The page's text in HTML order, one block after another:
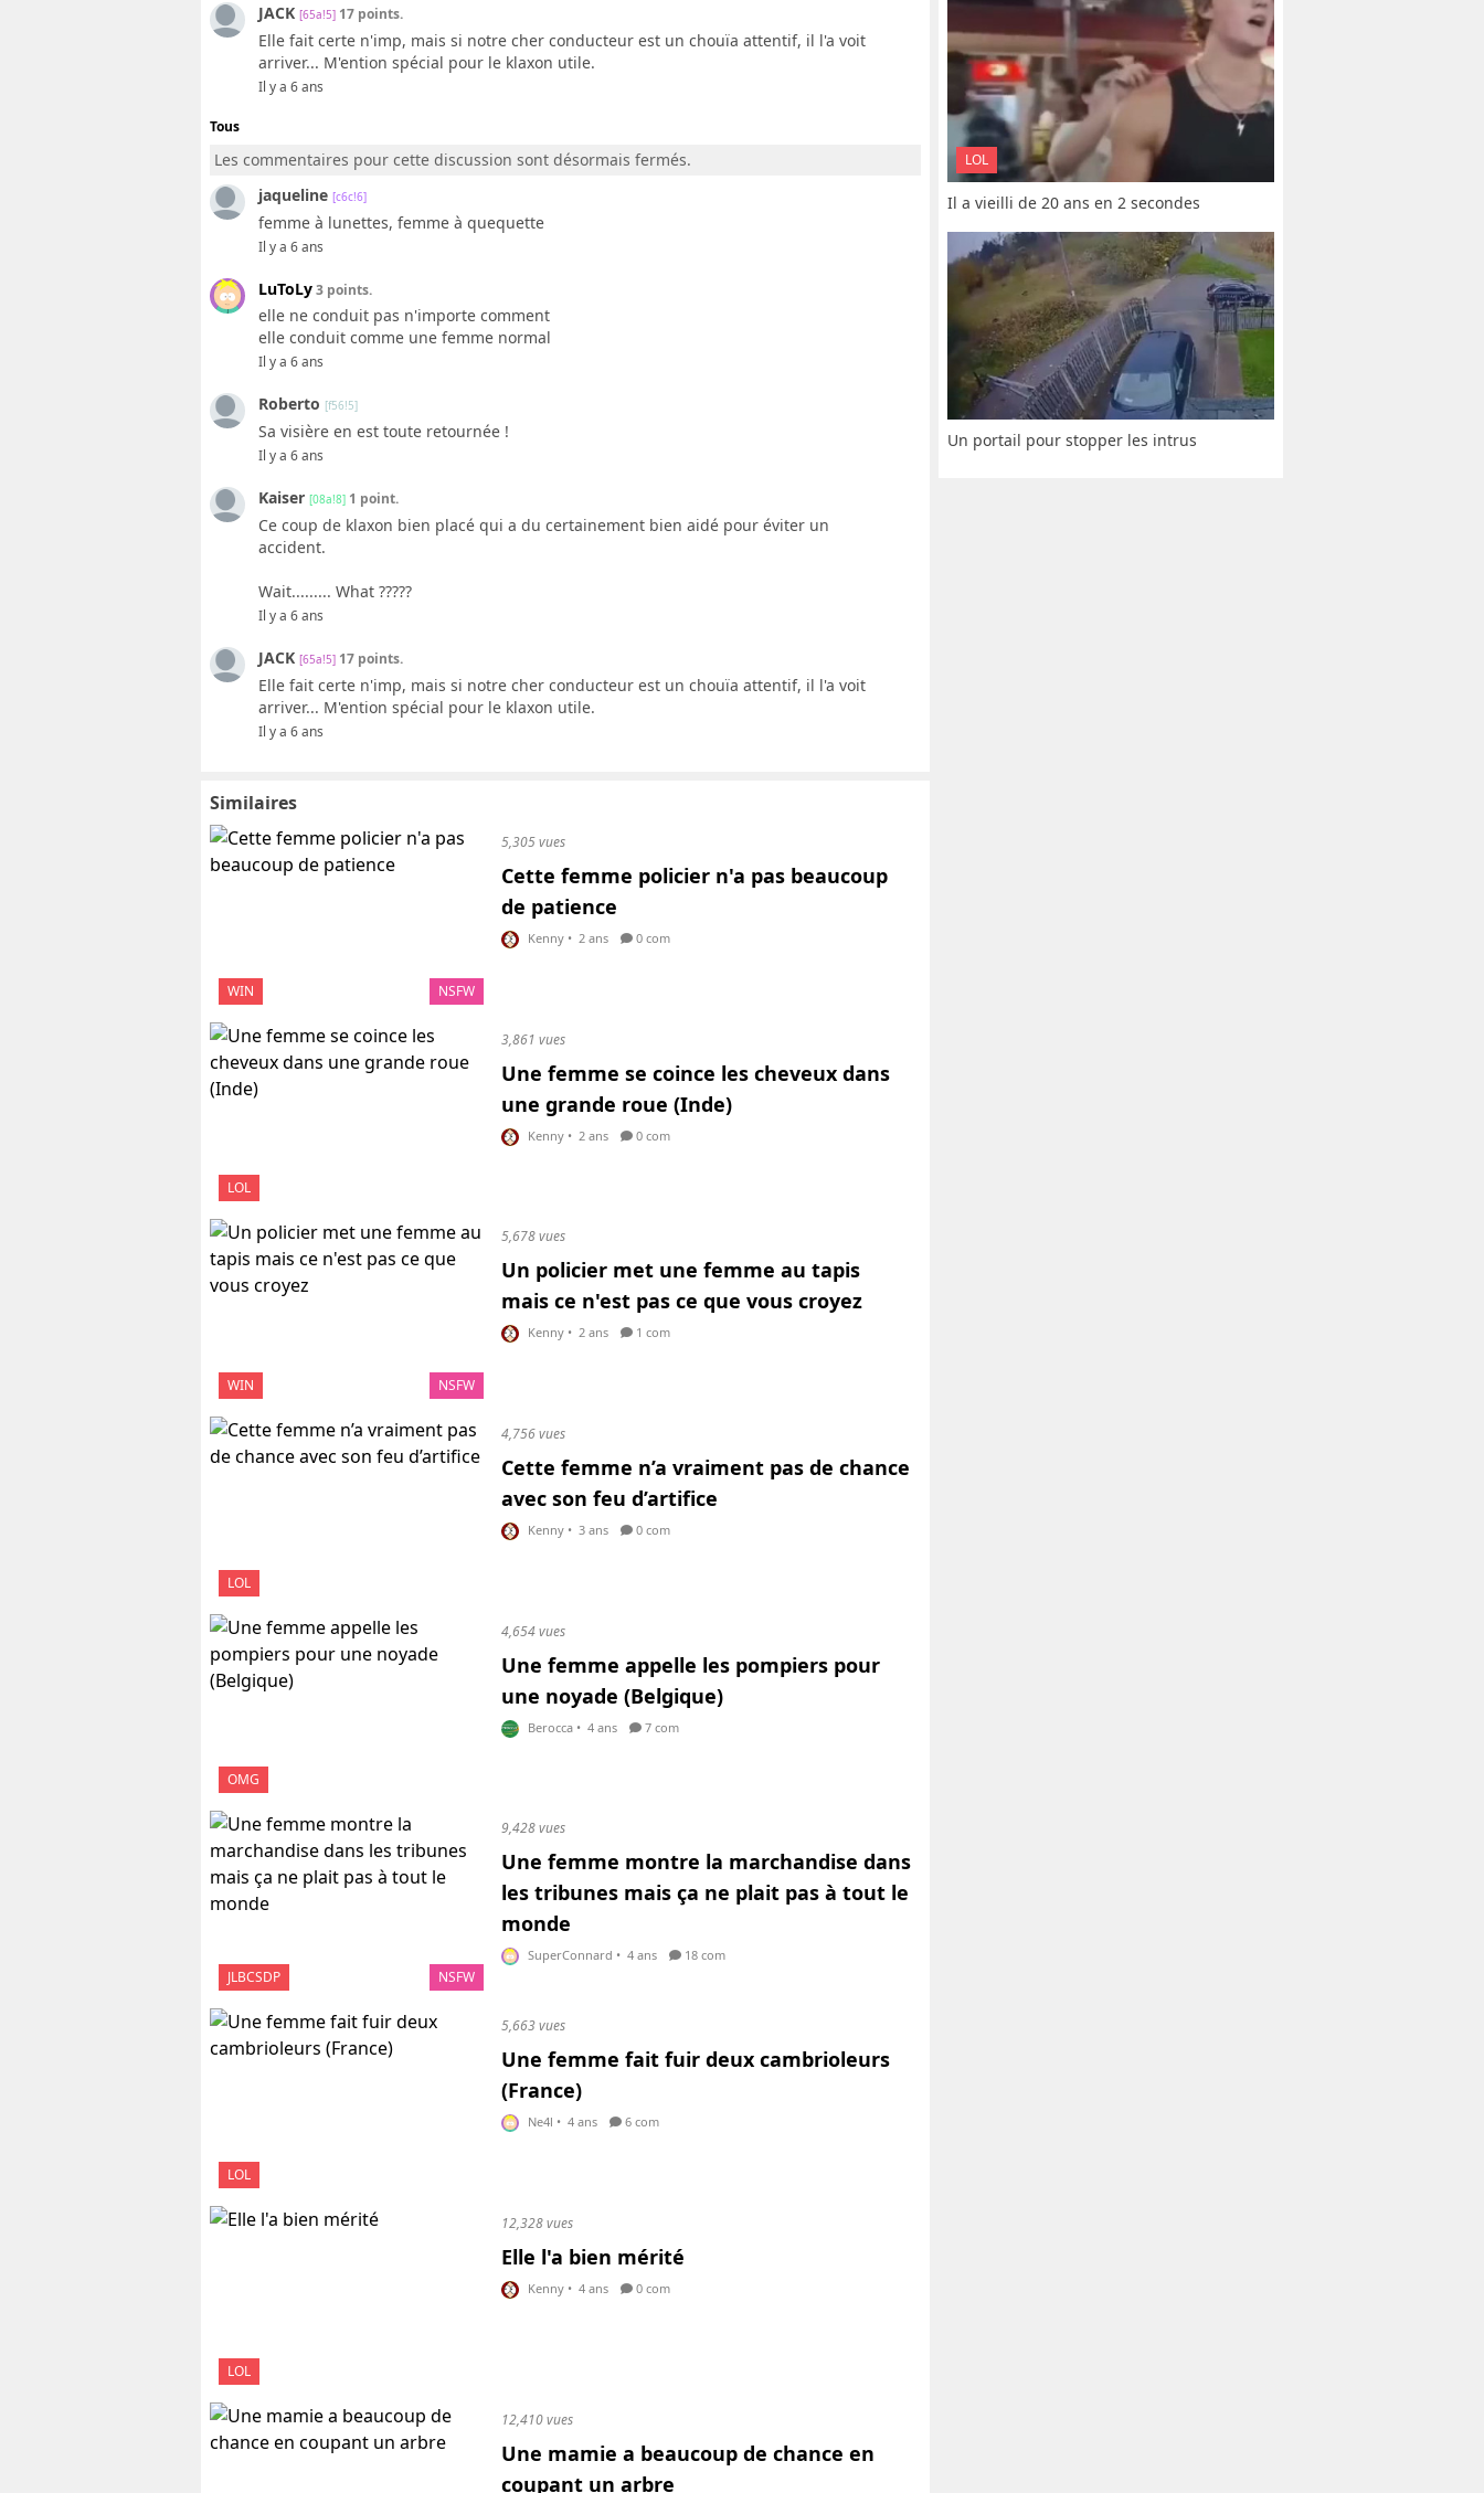
JACK [65a!5] 17 points.
Elle fait certe n'imp, mais si notre cher conducteur est un chouïa attentif, il l'a voit
arriver... M'ention spécial pour le klaxon utile.
Il y a 6 ans
Tous
Les commentaires pour cette discussion sont désormais fermés.
jaqueline [c6c!6]
femme à lunettes, femme à quequette
Il y a 6 ans
LuToLy3 points.
elle ne conduit pas n'importe comment
elle conduit comme une femme normal
Il y a 6 ans
Roberto [f56!5]
Sa visière en est toute retournée !
Il y a 6 ans
Kaiser [08a!8] 1 point.
Ce coup de klaxon bien placé qui a du certainement bien aidé pour éviter un
accident.
Wait......... What ?????
Il y a 6 ans
JACK [65a!5] 17 points.
Elle fait certe n'imp, mais si notre cher conducteur est un chouïa attentif, il l'a voit
arriver... M'ention spécial pour le klaxon utile.
Il y a 6 ans
Similaires
WIN NSFW
5,305 vues
Cette femme policier n'a pas beaucoup
de patience
Kenny • 2 ans 0 com
LOL
3,861 vues
Une femme se coince les cheveux dans
une grande roue (Inde)
Kenny • 2 ans 0 com
WIN NSFW
5,678 vues
Un policier met une femme au tapis
mais ce n'est pas ce que vous croyez
Kenny • 2 ans 1 com
LOL
4,756 vues
Cette femme n’a vraiment pas de chance
avec son feu d’artifice
Kenny • 3 ans 0 com
OMG
4,654 vues
Une femme appelle les pompiers pour
une noyade (Belgique)
Berocca • 4 ans 7 com
JLBCSDP NSFW
9,428 vues
Une femme montre la marchandise dans
les tribunes mais ça ne plait pas à tout le
monde
SuperConnard • 4 ans 18 com
LOL
5,663 vues
Une femme fait fuir deux cambrioleurs
(France)
Ne4l • 4 ans 6 com
LOL
12,328 vues
Elle l'a bien mérité
Kenny • 4 ans 0 com
12,410 vues
Une mamie a beaucoup de chance en
coupant un arbre
LOL
Il a vieilli de 20 ans en 2 secondes
Un portail pour stopper les intrus